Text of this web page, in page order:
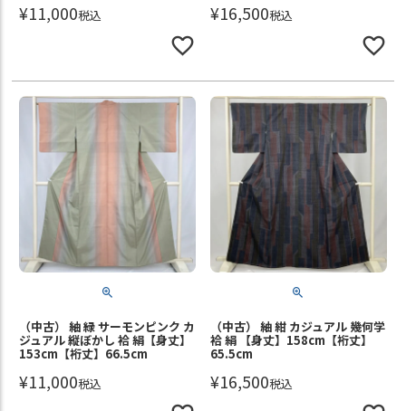
¥11,000税込 ¥16,500税込
（中古） 紬 緑 サーモンピンク カ
ジュアル 縦ぼかし 袷 絹【身丈】
153cm【裄丈】66.5cm
¥11,000税込
（中古） 紬 紺 カジュアル 幾何学
袷 絹 【身丈】158cm【裄丈】
65.5cm
¥16,500税込